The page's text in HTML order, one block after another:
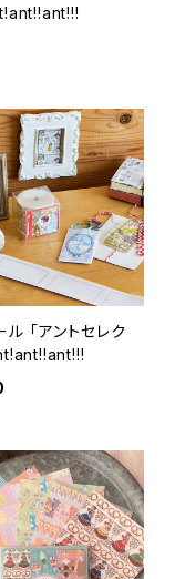
ル 「アントセレク